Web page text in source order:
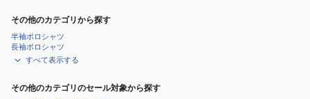
ー
デ
ィ
THMA457-
その他のカテゴリから探す
半袖ポロシャツ
長袖ポロシャツ
すべて表示する
その他のカテゴリのセール対象から探す